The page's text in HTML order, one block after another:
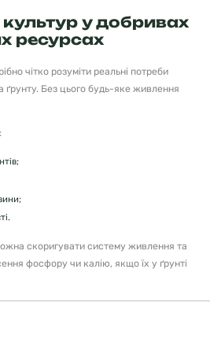
у добривах
ресурсах
чітко розуміти реальні потреби
ґрунту. Без цього будь-яке живлення
скоригувати систему живлення та
фосфору чи калію, якщо їх у ґрунті